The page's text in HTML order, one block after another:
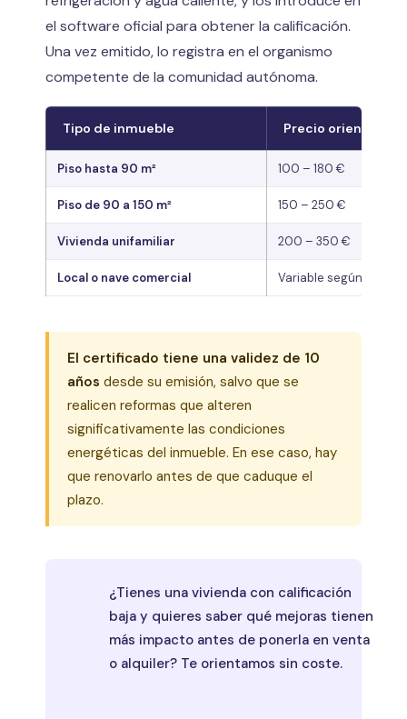
el software oficial para obtener la calificación.
Una vez emitido, lo registra en el organismo
competente de la comunidad autónoma.
Tipo de inmueble Precio orientativo
Piso hasta 90 m² 100 – 180 €
Piso de 90 a 150 m² 150 – 250 €
Vivienda unifamiliar 200 – 350 €
Local o nave comercial Variable según m²
El certificado tiene una validez de 10
años desde su emisión, salvo que se
realicen reformas que alteren
significativamente las condiciones
energéticas del inmueble. En ese caso, hay
que renovarlo antes de que caduque el
plazo.
¿Tienes una vivienda con calificación
baja y quieres saber qué mejoras tienen
más impacto antes de ponerla en venta
o alquiler? Te orientamos sin coste.